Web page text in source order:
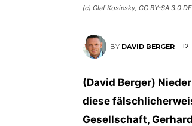
(c) Olaf Kosinsky, CC BY-SA 3.0 DE
BY DAVID BERGER
(David Berger)
diese
Gesellschaft,